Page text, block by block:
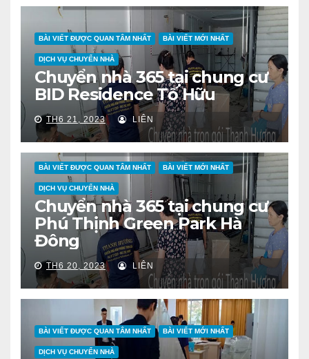
BÀI VIẾT ĐƯỢC QUAN TÂM NHẤT BÀI VIẾT MỚI NHẤT
DỊCH VỤ CHUYỂN NHÀ
Chuyển nhà 365 tại chung cư
BID Residence Tố Hữu
TH6 21, 2023 LIÊN
BÀI VIẾT ĐƯỢC QUAN TÂM NHẤT BÀI VIẾT MỚI NHẤT
DỊCH VỤ CHUYỂN NHÀ
Chuyển nhà 365 tại chung cư
Phú Thịnh Green Park Hà
Đông
TH6 20, 2023 LIÊN
BÀI VIẾT ĐƯỢC QUAN TÂM NHẤT BÀI VIẾT MỚI NHẤT
DỊCH VỤ CHUYỂN NHÀ